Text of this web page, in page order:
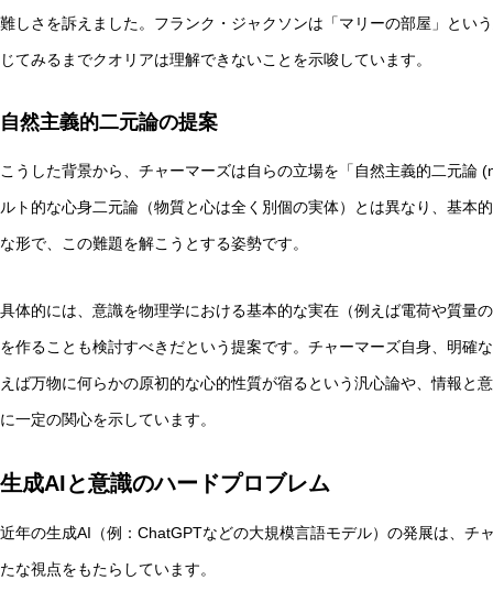
難しさを訴えました。フランク・ジャクソンは「マリーの部屋」とい
じてみるまでクオリアは理解できないことを示唆しています。
自然主義的二元論の提案
こうした背景から、チャーマーズは自らの立場を「自然主義的二元論
ルト的な心身二元論（物質と心は全く別個の実体）とは異なり、基本
な形で、この難題を解こうとする姿勢です。
具体的には、意識を物理学における基本的な実在（例えば電荷や質量
を作ることも検討すべきだという提案です。チャーマーズ自身、明確
えば万物に何らかの原初的な心的性質が宿るという汎心論や、情報と
に一定の関心を示しています。
生成AIと意識のハードプロブレム
近年の生成AI（例：ChatGPTなどの大規模言語モデル）の発展は、チ
たな視点をもたらしています。